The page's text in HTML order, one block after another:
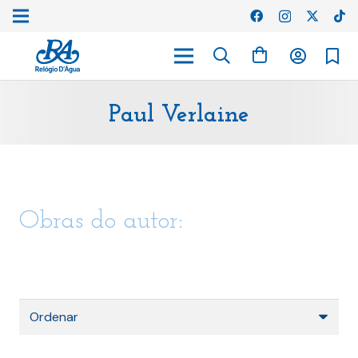
Paul Verlaine
Obras do autor: